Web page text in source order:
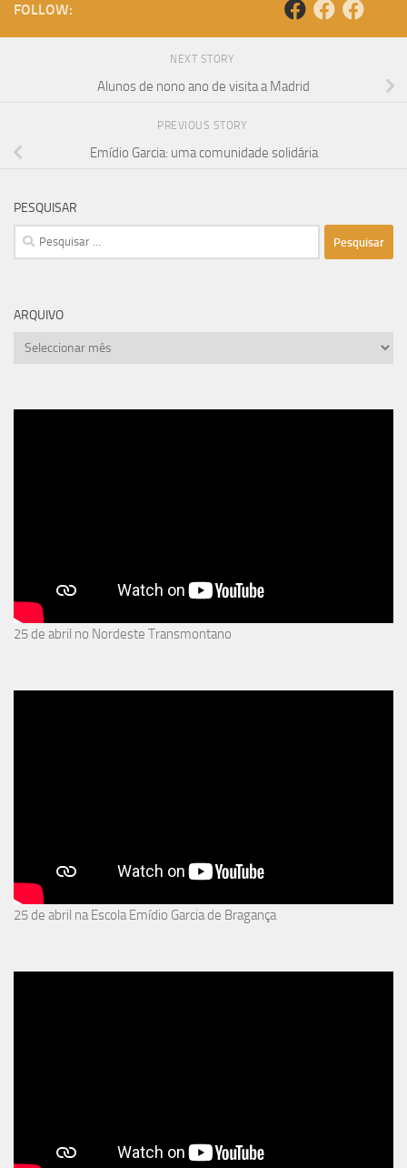
FOLLOW:
NEXT STORY
Alunos de nono ano de visita a Madrid
PREVIOUS STORY
Emídio Garcia: uma comunidade solidária
PESQUISAR
Pesquisar
por:
ARQUIVO
arquivo
25 de abril no Nordeste Transmontano
25 de abril na Escola Emídio Garcia de Bragança